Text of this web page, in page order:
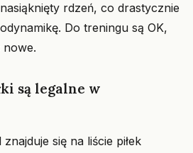
rdzeń, co drastycznie
Do treningu są OK,
nowe.
są legalne w
się na liście piłek